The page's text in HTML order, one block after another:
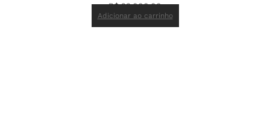
R$23.000,00
Adicionar ao carrinho